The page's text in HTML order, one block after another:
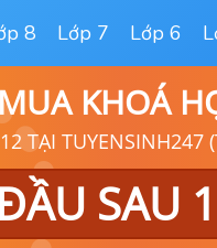
8 Lớp 7 Lớp 6
KHOÁ
TẠI TUYENSINH247
SAU